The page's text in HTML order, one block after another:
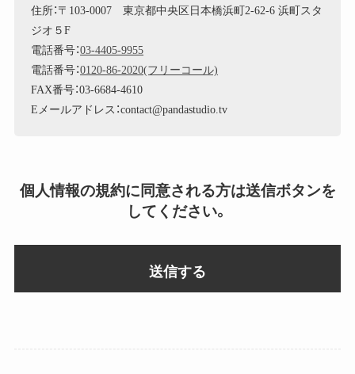
住所：〒103-0007 東京都中央区日本橋浜町2-62-6 浜町スタ
ジオ５F
電話番号：03-4405-9955
電話番号：0120-86-2020(フリーコール)
FAX番号：03-6684-4610
Eメールアドレス：contact@pandastudio.tv
個人情報の規約に同意される方は送信ボタンを
してください。